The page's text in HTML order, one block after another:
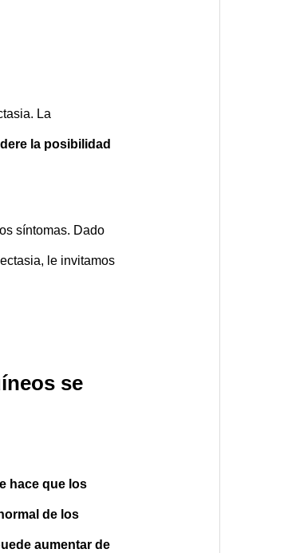
La
la posibilidad
síntomas. Dado
le invitamos
se
hace que los
de los
aumentar de